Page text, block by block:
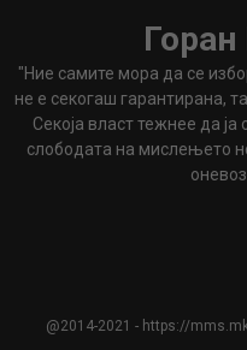
"Ние самите мора да се
не е секогаш гарантирана,
Секоја власт тежнее да
слободата на мислењето
@2014-2021 - https://